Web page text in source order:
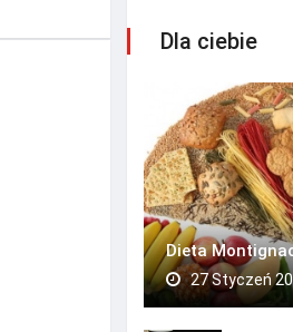
Dla ciebie
Dieta
27 Styczeń